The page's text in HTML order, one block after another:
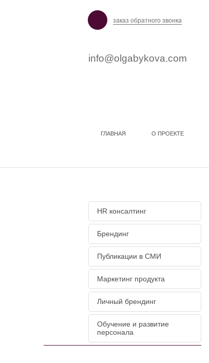
заказ обратного звонка
info@olgabykova.com
ГЛАВНАЯ О ПРОЕКТЕ
HR консалтинг
Брендинг
Публикации в СМИ
Маркетинг продукта
Личный брендинг
Обучение и развитие
персонала